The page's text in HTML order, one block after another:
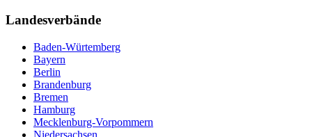
Landesverbände
Baden-Würtemberg
Bayern
Berlin
Brandenburg
Bremen
Hamburg
Mecklenburg-Vorpommern
Niedersachsen